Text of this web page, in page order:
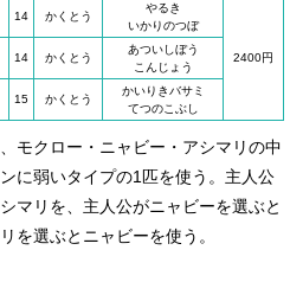
14 かくとう
やるき
いかりのつぼ
2400円
14 かくとう
あついしぼう
こんじょう
15 かくとう
かいりきバサミ
てつのこぶし
モクロー・ニャビー・アシマリの中
に弱いタイプの1匹を使う。主人公
マリを、主人公がニャビーを選ぶと
を選ぶとニャビーを使う。